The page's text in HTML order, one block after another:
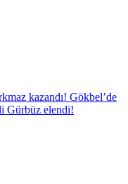
kazandı! Gökbel’de
Gürbüz elendi!